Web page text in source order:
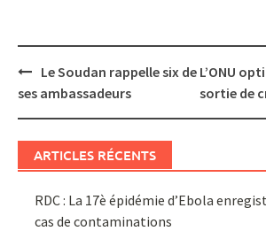
Post
navigation
Le Soudan rappelle six de
ses ambassadeurs
L’ONU
sortie de
ARTICLES RÉCENTS
RDC : La 17è épidémie d’Ebola
cas de contaminations